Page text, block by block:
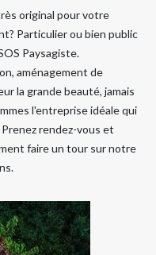
original pour votre
Particulier ou bien public
Paysagiste.
aménagement de
la grande beauté, jamais
l'entreprise idéale qui
rendez-vous et
faire un tour sur notre